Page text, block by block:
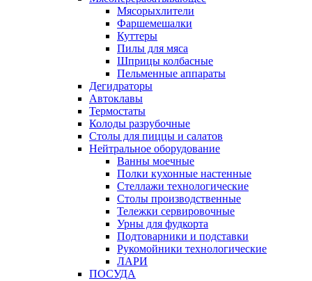
Мясорыхлители
Фаршемешалки
Куттеры
Пилы для мяса
Шприцы колбасные
Пельменные аппараты
Дегидраторы
Автоклавы
Термостаты
Колоды разрубочные
Столы для пиццы и салатов
Нейтральное оборудование
Ванны моечные
Полки кухонные настенные
Стеллажи технологические
Столы производственные
Тележки сервировочные
Урны для фудкорта
Подтоварники и подставки
Рукомойники технологические
ЛАРИ
ПОСУДА